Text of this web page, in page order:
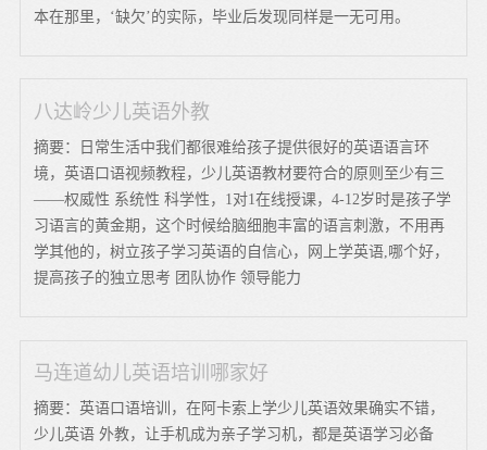
本在那里，‘缺欠’的实际，毕业后发现同样是一无可用。
八达岭少儿英语外教
摘要：日常生活中我们都很难给孩子提供很好的英语语言环
境，英语口语视频教程，少儿英语教材要符合的原则至少有三
——权威性 系统性 科学性，1对1在线授课，4-12岁时是孩子学
习语言的黄金期，这个时候给脑细胞丰富的语言刺激，不用再
学其他的，树立孩子学习英语的自信心，网上学英语,哪个好，
提高孩子的独立思考 团队协作 领导能力
马连道幼儿英语培训哪家好
摘要：英语口语培训，在阿卡索上学少儿英语效果确实不错，
少儿英语 外教，让手机成为亲子学习机，都是英语学习必备